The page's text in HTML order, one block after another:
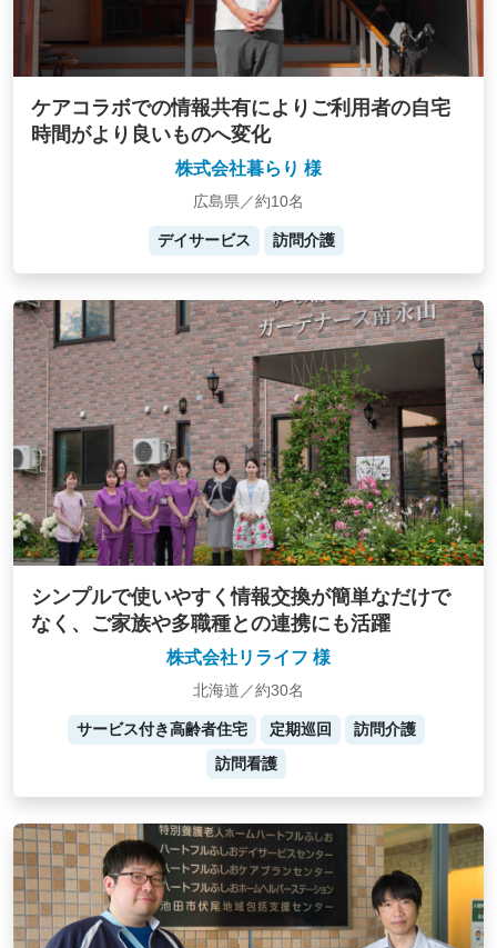
ケアコラボでの情報共有によりご利用者の自宅
時間がより良いものへ変化
株式会社暮らり 様
広島県／約10名
デイサービス 訪問介護
シンプルで使いやすく情報交換が簡単なだけで
なく、ご家族や多職種との連携にも活躍
株式会社リライフ 様
北海道／約30名
サービス付き高齢者住宅 定期巡回
訪問介護
訪問看護